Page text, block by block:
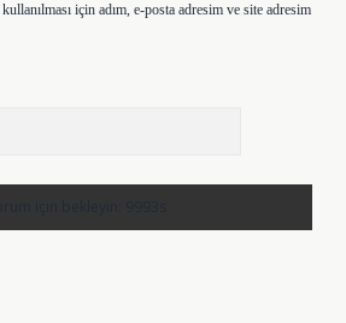
için adım, e-posta adresim ve site adresim